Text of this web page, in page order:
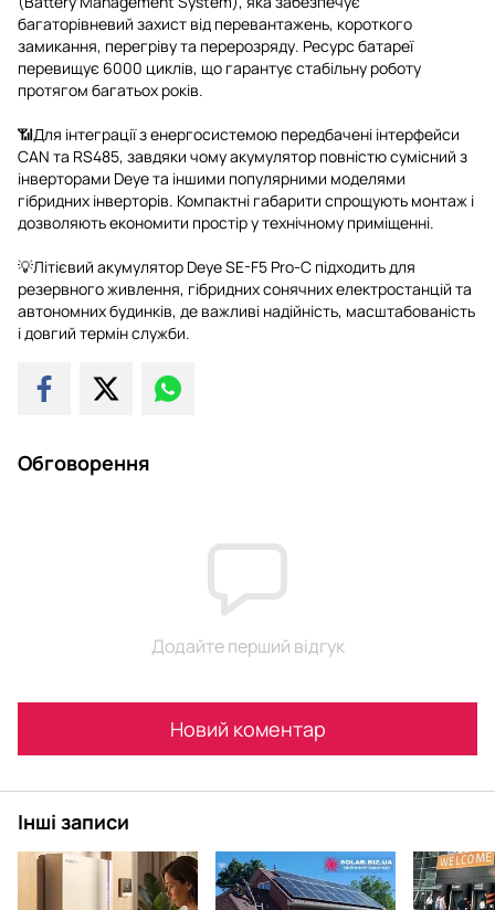
багаторівневий захист від перевантажень, короткого
замикання, перегріву та перерозряду. Ресурс батареї
перевищує 6000 циклів, що гарантує стабільну роботу
протягом багатьох років.
📶Для інтеграції з енергосистемою передбачені інтерфейси
CAN та RS485, завдяки чому акумулятор повністю сумісний з
інверторами Deye та іншими популярними моделями
гібридних інверторів. Компактні габарити спрощують монтаж і
дозволяють економити простір у технічному приміщенні.
💡Літієвий акумулятор Deye SE-F5 Pro-C підходить для
резервного живлення, гібридних сонячних електростанцій та
автономних будинків, де важливі надійність, масштабованість
і довгий термін служби.
Обговорення
Додайте перший відгук
Новий коментар
Інші записи